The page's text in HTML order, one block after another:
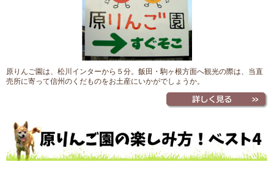
原りんご園は、松川インターから５分。飯田・駒ヶ根方面へ観光の際は、当直
売所に寄って信州のくだものをお土産にいかがでしょうか。